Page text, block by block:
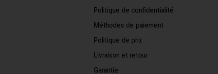
Politique de confidentialité
Méthodes de paiement
Politique de prix
Livraison et retour
Garantie